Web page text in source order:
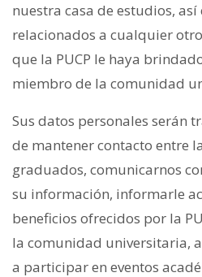
nuestra casa de estudios,
relacionados a cualquier
que la PUCP le haya
miembro de la comunidad
Sus datos personales serán
de mantener contacto entre
graduados, comunicarnos
su información, informarle
beneficios ofrecidos por la
la comunidad universitaria,
a participar en eventos